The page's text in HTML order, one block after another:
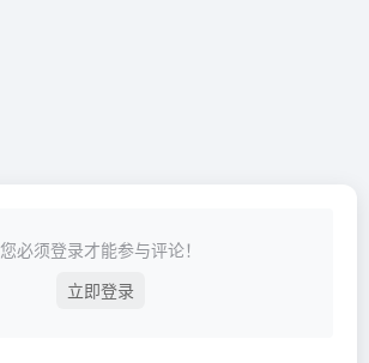
您必须登录才能参与评论！
立即登录